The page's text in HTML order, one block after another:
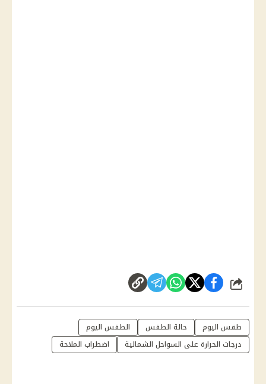
شارك
طقس اليوم حالة الطقس
الطقس اليوم
درجات الحرارة على السواحل الشمالية
اضطراب الملاحة